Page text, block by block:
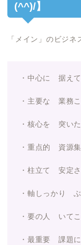
(^^)/】
「メイン」のビジ
・中心に 据え
・主要な 業務
・核心を 突い
・重点的 資源
・柱立て 安定
・軸しっかり
・要の人 いて
・最重要 課題